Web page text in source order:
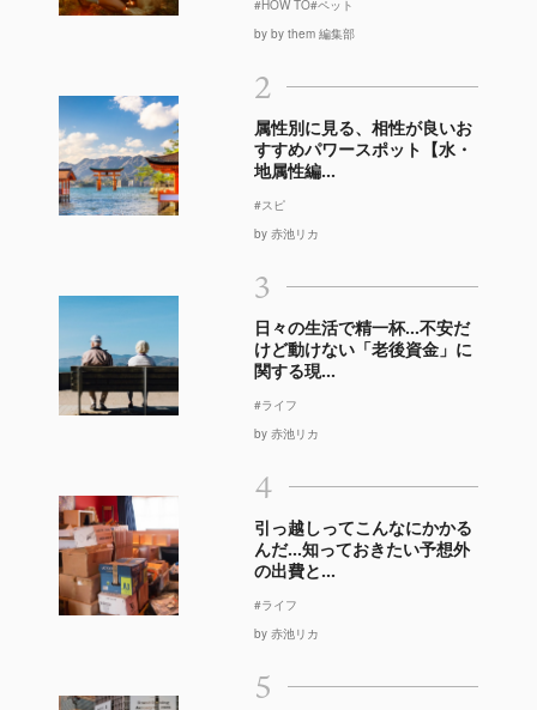
#HOW TO#ペット
by by them 編集部
2
属性別に見る、相性が良いお
すすめパワースポット【水・
地属性編...
#スピ
by 赤池リカ
3
日々の生活で精一杯…不安だ
けど動けない「老後資金」に
関する現...
#ライフ
by 赤池リカ
4
引っ越しってこんなにかかる
んだ…知っておきたい予想外
の出費と...
#ライフ
by 赤池リカ
5